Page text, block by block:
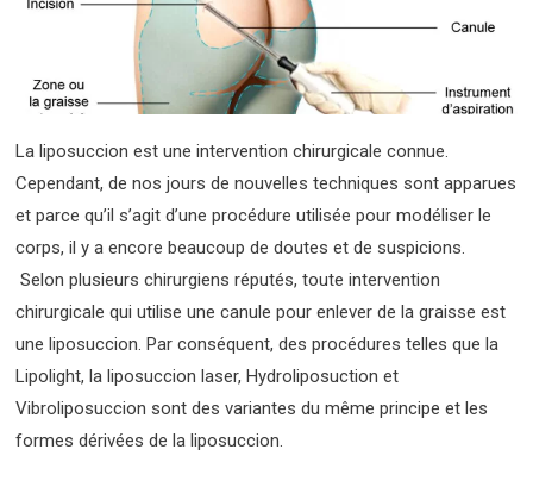
La liposuccion est une intervention chirurgicale connue.
Cependant, de nos jours de nouvelles techniques sont apparues
et parce qu’il s’agit d’une procédure utilisée pour modéliser le
corps, il y a encore beaucoup de doutes et de suspicions.
Selon plusieurs chirurgiens réputés, toute intervention
chirurgicale qui utilise une canule pour enlever de la graisse est
une liposuccion. Par conséquent, des procédures telles que la
Lipolight, la liposuccion laser, Hydroliposuction et
Vibroliposuccion sont des variantes du même principe et les
formes dérivées de la liposuccion.